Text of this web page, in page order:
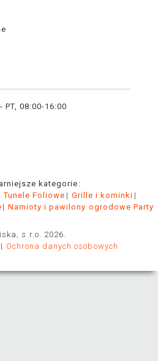
PT, 08:00-16:00
kategorie:
Tunele Foliowe
Grille i kominki
Namioty i pawilony ogrodowe Party
s.r.o. 2026.
Ochrona danych osobowych